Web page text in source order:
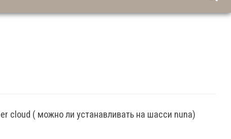
cloud ( можно ли устанавливать на шасси nuna)